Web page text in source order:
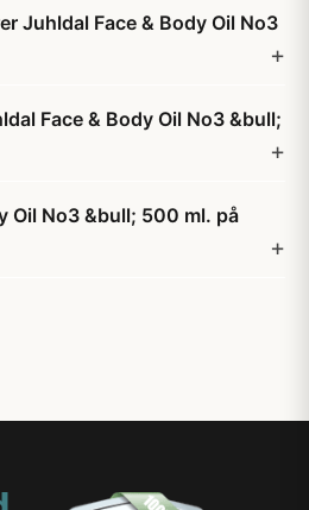
Juhldal Face & Body Oil No3
Face & Body Oil No3 &bull;
Oil No3 &bull; 500 ml. på